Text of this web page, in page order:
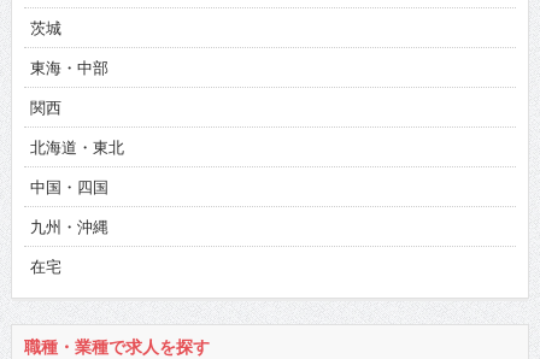
茨城
東海・中部
関西
北海道・東北
中国・四国
九州・沖縄
在宅
職種・業種で求人を探す